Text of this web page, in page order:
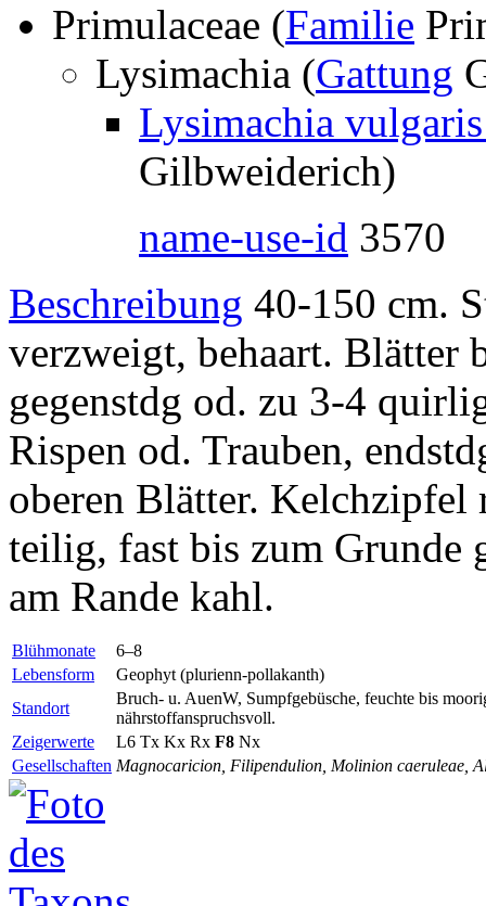
Primulaceae (Familie
Lysimachia (Gattung
Lysimachia
Gilbweiderich)
name-use-id 3570
Beschreibung 40-150 cm.
verzweigt, behaart. Blätter
gegenstdg od. zu 3-4
Rispen od. Trauben,
oberen Blätter.
teilig, fast bis zum
am Rande kahl.
Blühmonate
6–8
Lebensform
Geophyt (plurienn-pollakanth)
Standort
Bruch- u. AuenW, Sumpfgebüsche, feuchte bis
nährstoffanspruchsvoll.
Zeigerwerte
L6 Tx Kx Rx F8 Nx
Gesellschaften Magnocaricion, Filipendulion, Molinion caeruleae,